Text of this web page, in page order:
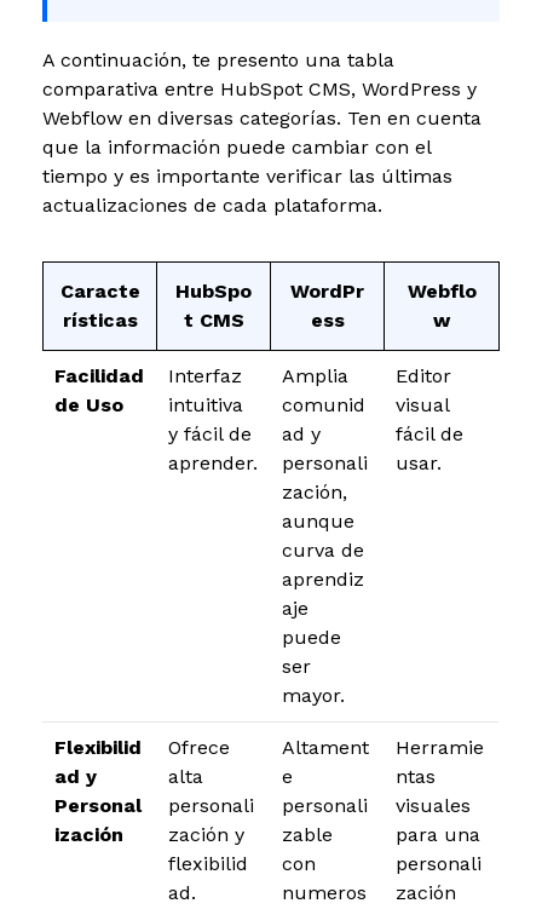
A continuación, te presento una tabla
comparativa entre HubSpot CMS, WordPress y
Webflow en diversas categorías. Ten en cuenta
que la información puede cambiar con el
tiempo y es importante verificar las últimas
actualizaciones de cada plataforma.
Caracte
rísticas
HubSpo
t CMS
WordPr
ess
Webflo
w
Facilidad
de Uso
Interfaz
intuitiva
y fácil de
aprender.
Amplia
comunid
ad y
personali
zación,
aunque
curva de
aprendiz
aje
puede
ser
mayor.
Editor
visual
fácil de
usar.
Flexibilid
ad y
Personal
ización
Ofrece
alta
personali
zación y
flexibilid
ad.
Altament
e
personali
zable
con
numeros
Herramie
ntas
visuales
para una
personali
zación